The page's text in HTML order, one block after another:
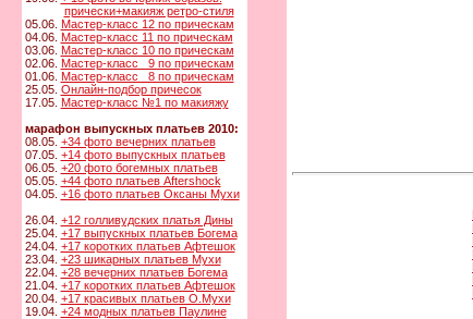
прически+макияж ретро-стиля
05.06. Мастер-класс 12 по прическам
04.06. Мастер-класс 11 по прическам
03.06. Мастер-класс 10 по прическам
02.06. Мастер-класс 9 по прическам
01.06. Мастер-класс 8 по прическам
25.05. Онлайн-подбор причесок
17.05. Мастер-класс №1 по макияжу
марафон выпускных платьев 2010:
08.05. +34 фото вечерних платьев
07.05. +14 фото выпускных платьев
06.05. +20 фото богемных платьев
05.05. +44 фото платьев Aftershock
04.05. +16 фото платьев Оксаны Мухи
26.04. +12 голливудских платья Дины
25.04. +17 выпускных платьев Богема
24.04. +17 коротких платьев Афтешок
23.04. +23 шикарных платьев Мухи
22.04. +28 вечерних платьев Богема
21.04. +17 коротких платьев Афтешок
20.04. +17 красивых платьев О.Мухи
19.04. +24 модных платьев Паулине